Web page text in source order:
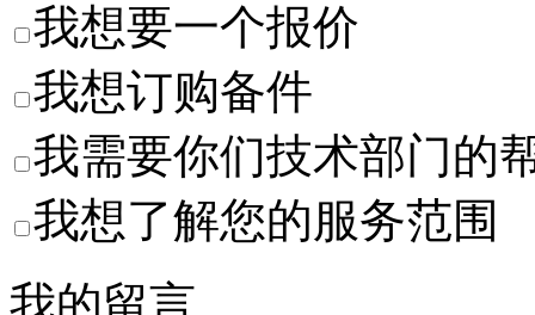
我想要一个报价
我想订购备件
我需要你们技术部门的
我想了解您的服务范围
我的留言